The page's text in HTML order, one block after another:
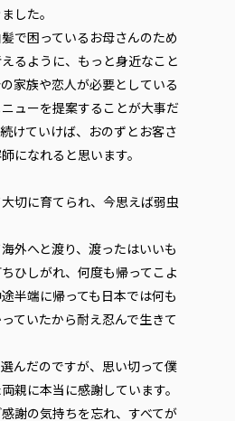
した。
で困っているお母さんのため
るように、もっと身近なこと
家族や恋人が必要としている
ューを提案することが大事だ
けていけば、おのずとお客さ
になれると思います。
切に育てられ、今思えば弱虫
外へと渡り、渡ったはいいも
ひしがれ、何度も帰ってこよ
半端に帰っても日本では何も
ていたから耐え忍んで生きて
んだのですが、思い切って僕
親に本当に感謝しています。
謝の気持ちを忘れ、すべてが